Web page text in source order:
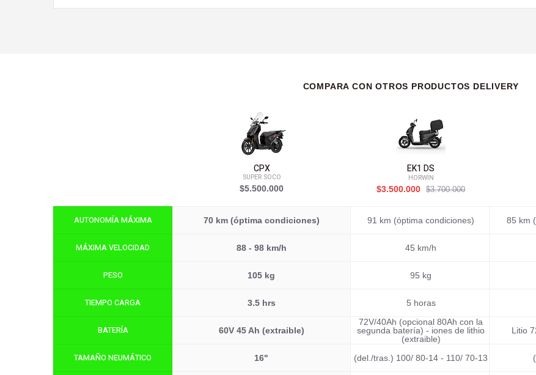
COMPARA CON OTROS PRODUCTOS DELIVERY
AUTONOMÍA MÁXIMA
MÁXIMA VELOCIDAD
PESO
TIEMPO CARGA
BATERÍA
TAMAÑO NEUMÁTICO
CPX
SUPER SOCO
$5.500.000
70 km (óptima condiciones)
88 - 98 km/h
105 kg
3.5 hrs
60V 45 Ah (extraible)
16"
EK1 DS
HORWIN
$3.500.000
$3.700.000
91 km (óptima condiciones)
45 km/h
95 kg
5 horas
72V/40Ah (opcional 80Ah con la
segunda batería) - iones de lithio
(extraible)
(del./tras.) 100/ 80-14 - 110/ 70-13
85 km
Litio